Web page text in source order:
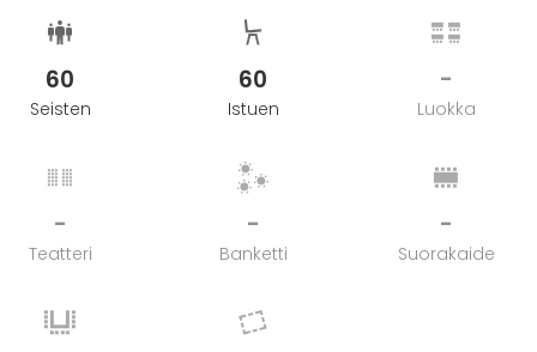
60
Seisten
60
Istuen
-
Luokka
-
Teatteri
-
Banketti
-
Suorakaide